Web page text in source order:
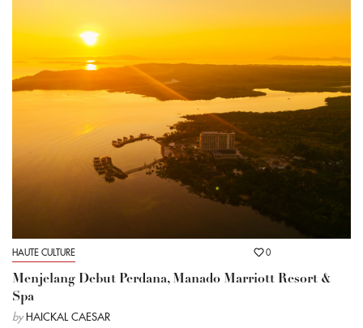
HAUTE CULTURE 0
Menjelang Debut Perdana, Manado Marriott Resort &
Spa
by HAICKAL CAESAR